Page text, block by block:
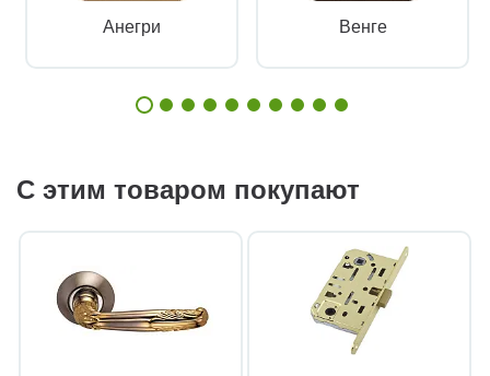
Анегри Венге
С этим товаром покупают